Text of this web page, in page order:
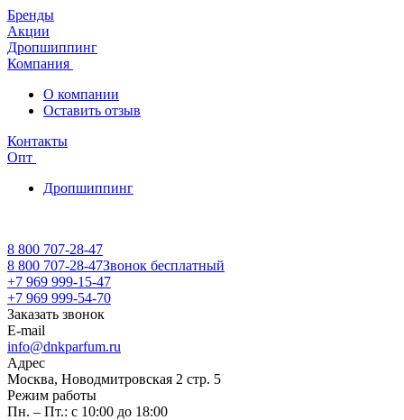
Бренды
Акции
Дропшиппинг
Компания
О компании
Оставить отзыв
Контакты
Опт
Дропшиппинг
8 800 707-28-47
8 800 707-28-47Звонок бесплатный
+7 969 999-15-47
+7 969 999-54-70
Заказать звонок
E-mail
info@dnkparfum.ru
Адрес
Москва, Новодмитровская 2 стр. 5
Режим работы
Пн. – Пт.: с 10:00 до 18:00